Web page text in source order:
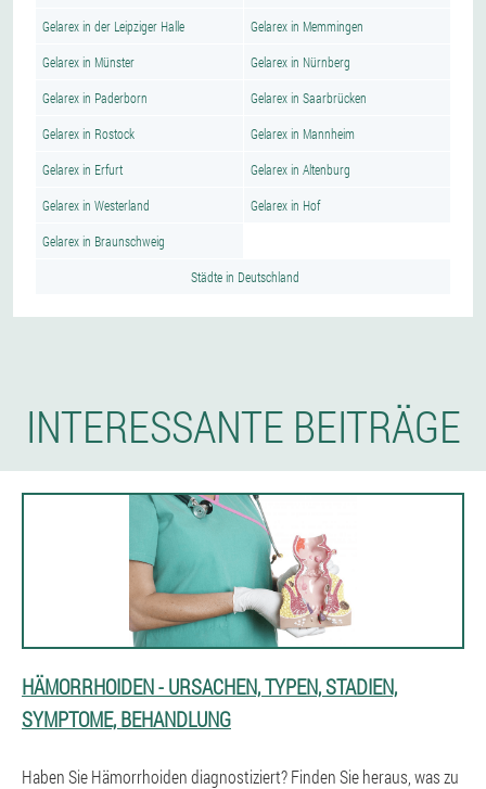
Gelarex in der Leipziger Halle Gelarex in Memmingen
Gelarex in Münster Gelarex in Nürnberg
Gelarex in Paderborn Gelarex in Saarbrücken
Gelarex in Rostock Gelarex in Mannheim
Gelarex in Erfurt Gelarex in Altenburg
Gelarex in Westerland Gelarex in Hof
Gelarex in Braunschweig
Städte in Deutschland
INTERESSANTE BEITRÄGE
HÄMORRHOIDEN - URSACHEN, TYPEN, STADIEN,
SYMPTOME, BEHANDLUNG
Haben Sie Hämorrhoiden diagnostiziert? Finden Sie heraus, was zu